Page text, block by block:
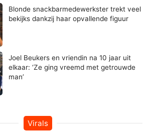
Blonde snackbarmedewerkster trekt veel
bekijks dankzij haar opvallende figuur
Joel Beukers en vriendin na 10 jaar uit
elkaar: ‘Ze ging vreemd met getrouwde
man’
Virals